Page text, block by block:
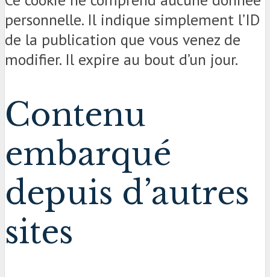
personnelle. Il indique simplement l’ID
de la publication que vous venez de
modifier. Il expire au bout d’un jour.
Contenu
embarqué
depuis d’autres
sites